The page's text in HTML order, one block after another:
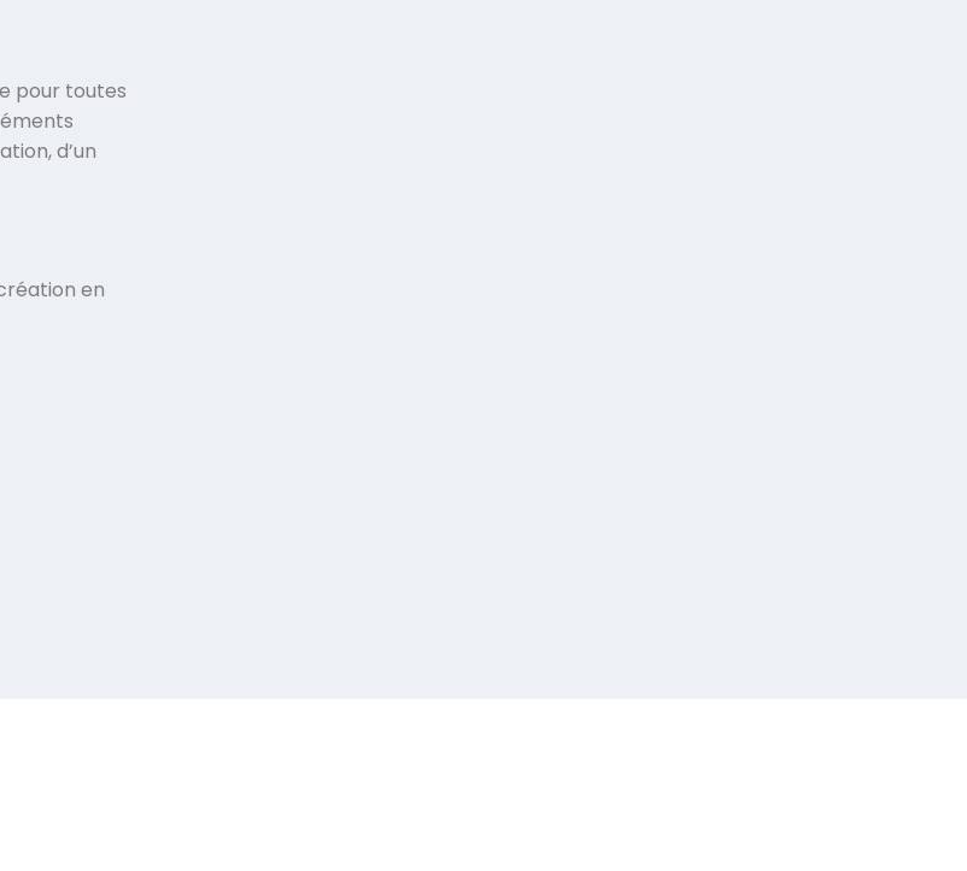
pour toutes
d’un
en